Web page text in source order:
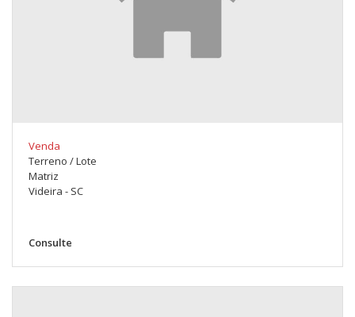
Venda
Terreno / Lote
Matriz
Videira - SC
Consulte